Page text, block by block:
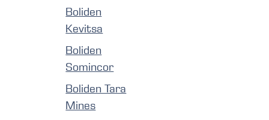
Boliden
Kevitsa
Boliden
Somincor
Boliden Tara
Mines